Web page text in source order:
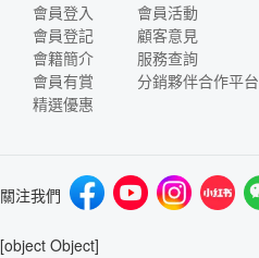
會員登入
會員登記
會籍簡介
會員有賞
精選優惠
會員活動
顧客意見
服務查詢
分銷夥伴合作平台
關注我們
[object Object]